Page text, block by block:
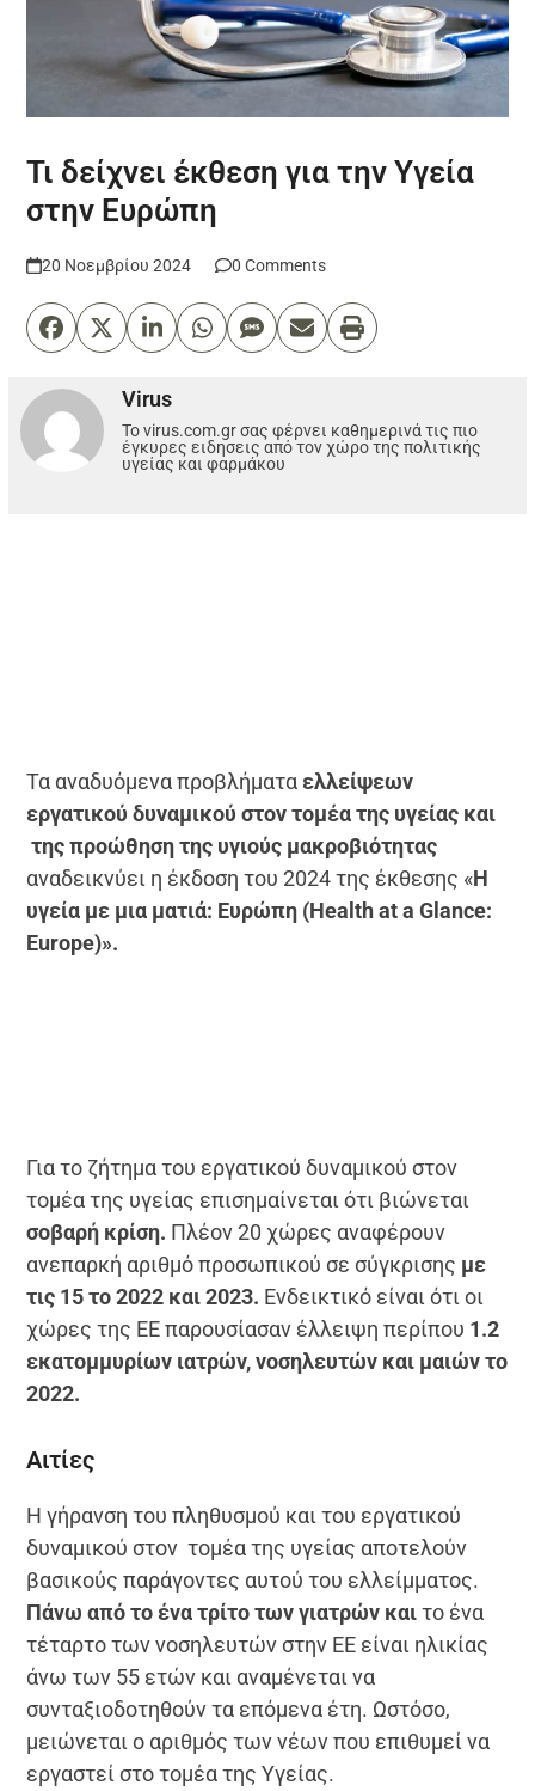
Τι δείχνει έκθεση για την Υγεία
στην Ευρώπη
20 Νοεμβρίου 2024 0 Comments
Virus
Το virus.com.gr σας φέρνει καθημερινά τις πιο
έγκυρες ειδησεις από τον χώρο της πολιτικής
υγείας και φαρμάκου
Τα αναδυόμενα προβλήματα ελλείψεων
εργατικού δυναμικού στον τομέα της υγείας και
της προώθηση της υγιούς μακροβιότητας
αναδεικνύει η έκδοση του 2024 της έκθεσης «Η
υγεία με μια ματιά: Ευρώπη (Health at a Glance:
Europe)».
Για το ζήτημα του εργατικού δυναμικού στον
τομέα της υγείας επισημαίνεται ότι βιώνεται
σοβαρή κρίση. Πλέον 20 χώρες αναφέρουν
ανεπαρκή αριθμό προσωπικού σε σύγκρισης με
τις 15 το 2022 και 2023. Ενδεικτικό είναι ότι οι
χώρες της ΕΕ παρουσίασαν έλλειψη περίπου 1.2
εκατομμυρίων ιατρών, νοσηλευτών και μαιών το
2022.
Αιτίες
Η γήρανση του πληθυσμού και του εργατικού
δυναμικού στον τομέα της υγείας αποτελούν
βασικούς παράγοντες αυτού του ελλείμματος.
Πάνω από το ένα τρίτο των γιατρών καιτο ένα
τέταρτο των νοσηλευτών στην ΕΕ είναι ηλικίας
άνω των 55 ετών και αναμένεται να
συνταξιοδοτηθούν τα επόμενα έτη. Ωστόσο,
μειώνεται ο αριθμός των νέων που επιθυμεί να
εργαστεί στο τομέα της Υγείας.